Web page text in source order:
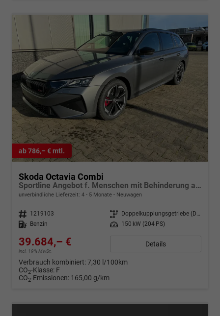
ab 786,– € mtl.
Skoda Octavia Combi
Sportline Angebot f. Menschen mit Behinderung ab 50 %! 2.0 TSI 204PS 4x4 DSG, 17" Alu, MATRIX-LED, Sport-M-Lederlenkrad beheizt, Beheizte Frontscheibe, Winterpaket, SunSet, Parksensoren v/h, Kamera, ACC, Elektr. Heckklappe, Kessy, Alarm
unverbindliche Lieferzeit: 4 - 5 Monate Neuwagen
Fahrzeugnr. 1219103 Getriebe
Doppelkupplungsgetriebe (DSG)
Kraftstoff
Benzin Leistung 150 kW (204 PS)
39.684,– €
incl. 19% MwSt.
Details
Verbrauch kombiniert:7,30 l/100km
CO2-Klasse: F
CO2-Emissionen: 165,00 g/km